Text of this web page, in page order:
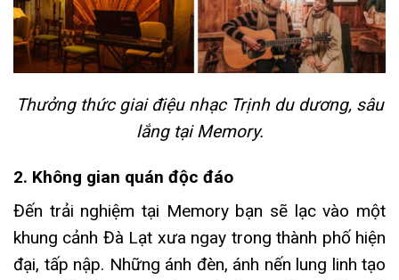
Thưởng thức giai điệu nhạc Trịnh du dương, sâu
lắng tại Memory.
2. Không gian quán độc đáo
Đến trải nghiệm tại Memory bạn sẽ lạc vào một
khung cảnh Đà Lạt xưa ngay trong thành phố hiện
đại, tấp nập. Những ánh đèn, ánh nến lung linh tạo